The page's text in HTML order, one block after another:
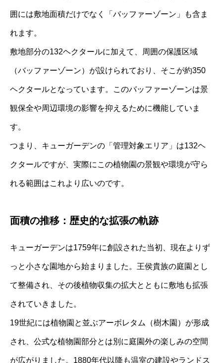
囲には敷地面積だけでなく「バッファーゾーン」も含ま
れます。
敷地部分の132ヘクタールに加えて、周囲の保護区域
（バッファーゾーン）が設けられており、そこが約350
ヘクタールとなっています。このバッファーゾーンは景
観保全や周辺環境の影響を抑えるために機能していま
す。
つまり、キューガーデンの「管理対象エリア」は132ヘ
クタールですが、実際にこの植物園の景観や環境が守ら
れる範囲はこれより広いのです。
面積の推移：歴史的な拡張の軌跡
キューガーデンは1759年に創設された当初、現在よりず
っと小さな園地から始まりました。王侯貴族の庭園とし
て整備され、その後植物収集の拡大とともに敷地も拡張
されていきました。
19世紀には植物園と並ぶアーボレタム（樹木園）が形成
され、公式な植物園部分とは別に庭園外の楽しみの空間
が広がりました。1880年代以降も温室の建設やランドス